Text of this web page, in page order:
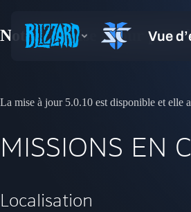
Notes de mise à jour pour
La mise à jour 5.0.10 est disponible et elle
MISSIONS EN
Localisation